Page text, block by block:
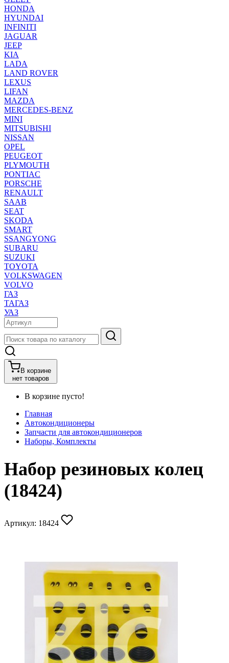
HONDA
HYUNDAI
INFINITI
JAGUAR
JEEP
KIA
LADA
LAND ROVER
LEXUS
LIFAN
MAZDA
MERCEDES-BENZ
MINI
MITSUBISHI
NISSAN
OPEL
PEUGEOT
PLYMOUTH
PONTIAC
PORSCHE
RENAULT
SAAB
SEAT
SKODA
SMART
SSANGYONG
SUBARU
SUZUKI
TOYOTA
VOLKSWAGEN
VOLVO
ГАЗ
ТАГАЗ
УАЗ
В корзине
нет товаров
В корзине пусто!
Главная
Автокондиционеры
Запчасти для автокондиционеров
Наборы, Комплекты
Набор резиновых колец
(18424)
Артикул: 18424